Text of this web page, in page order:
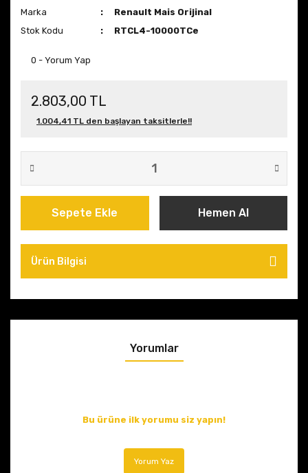
Marka
Renault Mais Orijinal
Stok Kodu
RTCL4-10000TCe
0 - Yorum Yap
2.803,00 TL
1.004,41 TL den başlayan taksitlerle!!
Sepete Ekle Hemen Al
Ürün Bilgisi
Yorumlar
Bu ürüne ilk yorumu siz yapın!
Yorum Yaz